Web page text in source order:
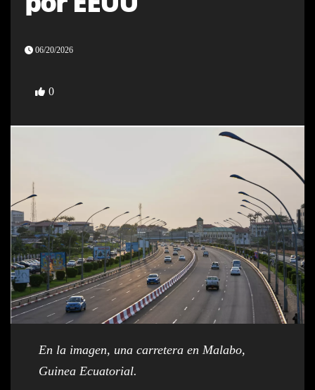
06/20/2026
0
En la imagen, una carretera en Malabo,
Guinea Ecuatorial.